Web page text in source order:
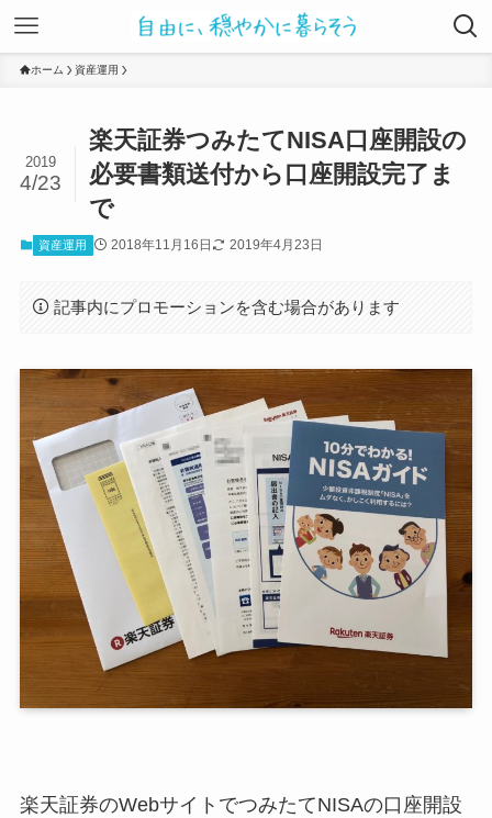
ホーム 資産運用
楽天証券つみたてNISA口座開設の
必要書類送付から口座開設完了ま
で
2019
4/23
資産運用 2018年11月16日 2019年4月23日
記事内にプロモーションを含む場合があります
楽天証券のWebサイトでつみたてNISAの口座開設